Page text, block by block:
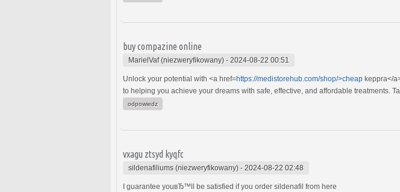
buy compazine online
MarielVaf (niezweryfikowany) - 2024-08-22 00:51
Unlock your potential with <a href=https://medistorehub.com/shop/>cheap keppra</
to helping you achieve your dreams with safe, effective, and affordable treatments.
odpowiedz
vxagu ztsyd kyqfc
sildenafiliums (niezweryfikowany) - 2024-08-22 02:48
I guarantee youвЂ™ll be satisfied if you order sildenafil from here